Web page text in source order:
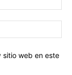
sitio web en este